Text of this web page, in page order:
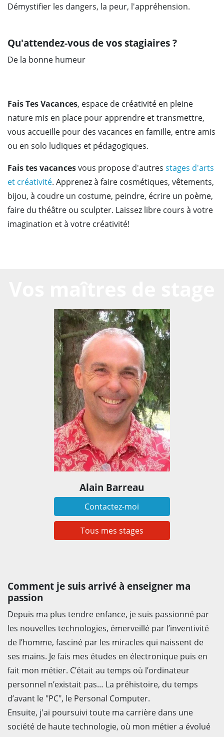
Démystifier les dangers, la peur, l'appréhension.
Qu'attendez-vous de vos stagiaires ?
De la bonne humeur
Fais Tes Vacances, espace de créativité en pleine
nature mis en place pour apprendre et transmettre,
vous accueille pour des vacances en famille, entre amis
ou en solo ludiques et pédagogiques.
Fais tes vacancesvous propose d'autres stages d'arts
et créativité. Apprenez à faire cosmétiques, vêtements,
bijou, à coudre un costume, peindre, écrire un poème,
faire du théâtre ou sculpter. Laissez libre cours à votre
imagination et à votre créativité!
Alain Barreau
Contactez-moi
Tous mes stages
Comment je suis arrivé à enseigner ma
passion
Depuis ma plus tendre enfance, je suis passionné par
les nouvelles technologies, émerveillé par l’inventivité
de l’homme, fasciné par les miracles qui naissent de
ses mains. Je fais mes études en électronique puis en
fait mon métier. C’était au temps où l’ordinateur
personnel n’existait pas… La préhistoire, du temps
d’avant le "PC", le Personal Computer.
Ensuite, j'ai poursuivi toute ma carrière dans une
société de haute technologie, où mon métier a évolué